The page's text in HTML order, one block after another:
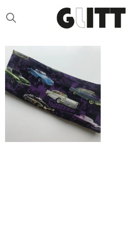
direct
hoofdinhoud